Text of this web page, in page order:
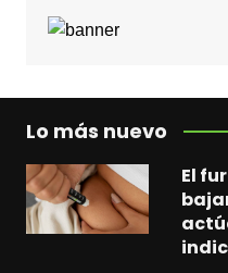
Lo más nuevo
El